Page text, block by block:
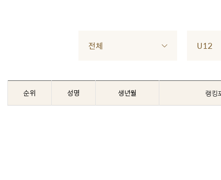
전체 U12
순위 성명 생년월 랭킹